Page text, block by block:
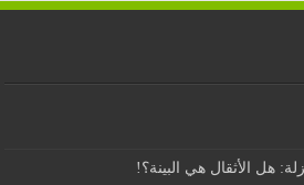
هل الأثقال هي البينة؟!